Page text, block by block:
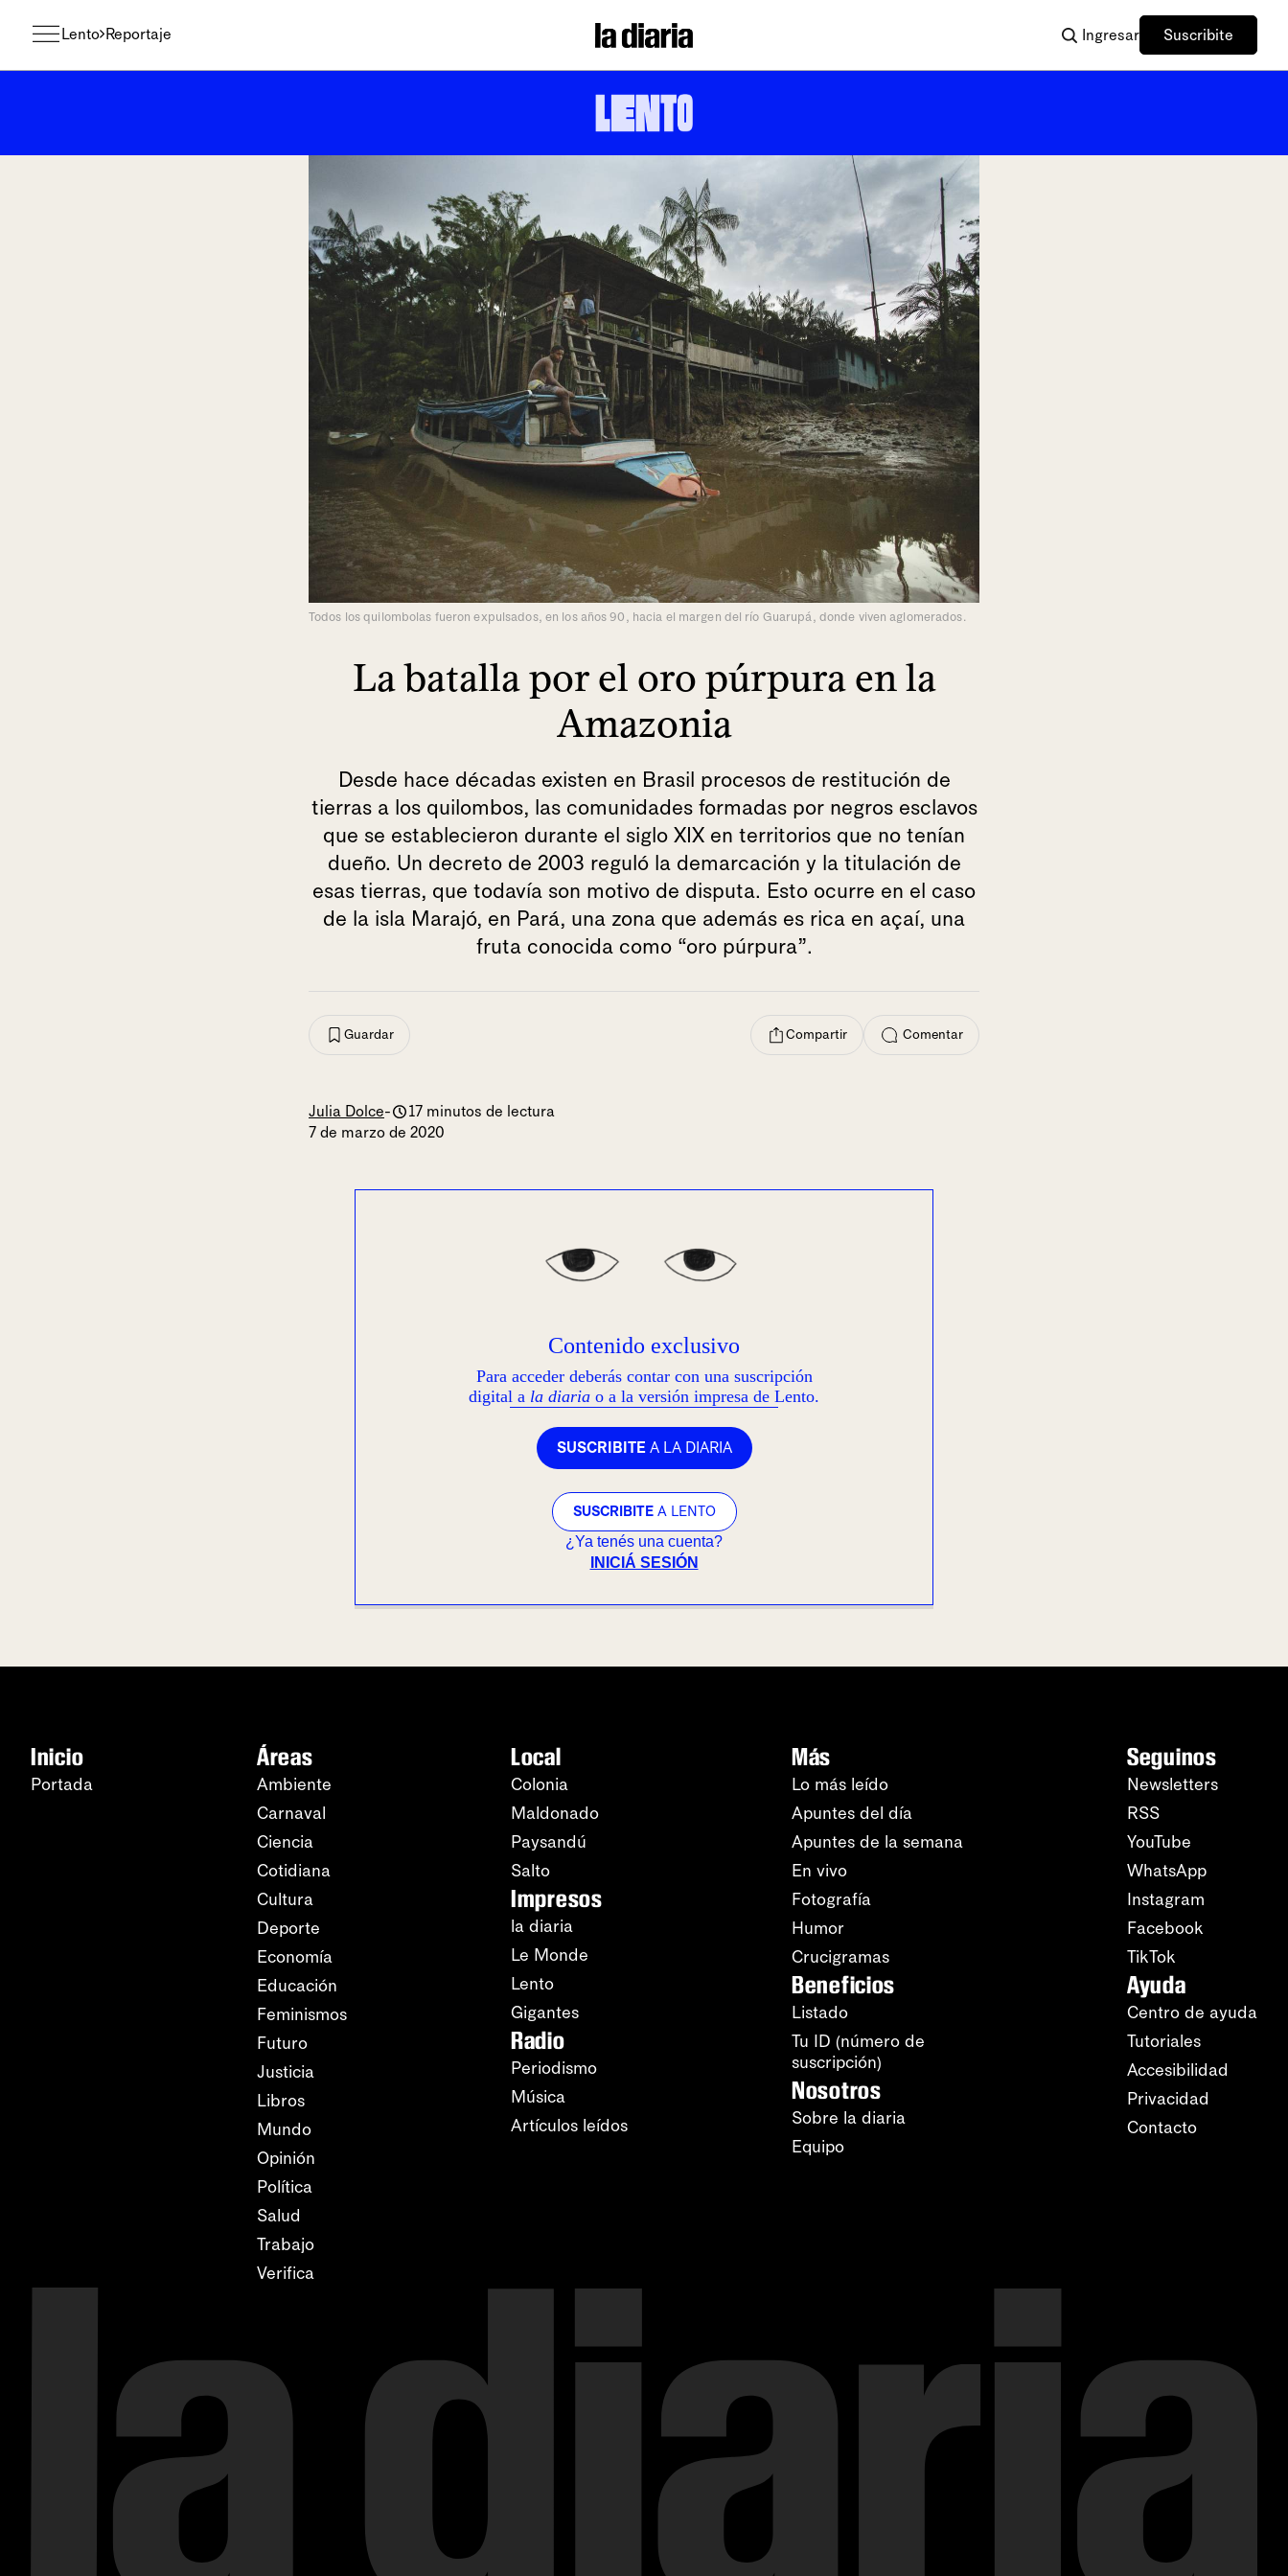
Lento Reportaje Ingresar Suscribite
Todos los quilombolas fueron expulsados, en los años 90, hacia el margen del río Guarupá, donde viven aglomerados.
La batalla por el oro púrpura en la
Amazonia
Desde hace décadas existen en Brasil procesos de restitución de
tierras a los quilombos, las comunidades formadas por negros esclavos
que se establecieron durante el siglo XIX en territorios que no tenían
dueño. Un decreto de 2003 reguló la demarcación y la titulación de
esas tierras, que todavía son motivo de disputa. Esto ocurre en el caso
de la isla Marajó, en Pará, una zona que además es rica en açaí, una
fruta conocida como “oro púrpura”.
Guardar Compartir Comentar
Julia Dolce-
17 minutos de lectura
7 de marzo de 2020
Contenido exclusivo
Para acceder deberás contar con una suscripción
digital a la diaria o a la versión impresa de Lento.
SUSCRIBITEA LA DIARIA
SUSCRIBITEA LENTO
¿Ya tenés una cuenta?
INICIÁ SESIÓN
Inicio
Portada
Áreas
Ambiente
Carnaval
Ciencia
Cotidiana
Cultura
Deporte
Economía
Educación
Feminismos
Futuro
Justicia
Libros
Mundo
Opinión
Política
Salud
Trabajo
Verifica
Local
Colonia
Maldonado
Paysandú
Salto
Impresos
la diaria
Le Monde
Lento
Gigantes
Radio
Periodismo
Música
Artículos leídos
Más
Lo más leído
Apuntes del día
Apuntes de la semana
En vivo
Fotografía
Humor
Crucigramas
Beneficios
Listado
Tu ID (número de
suscripción)
Nosotros
Sobre la diaria
Equipo
Seguinos
Newsletters
RSS
YouTube
WhatsApp
Instagram
Facebook
TikTok
Ayuda
Centro de ayuda
Tutoriales
Accesibilidad
Privacidad
Contacto